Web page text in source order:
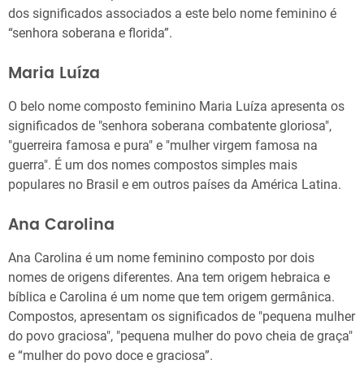
dos significados associados a este belo nome feminino é
“senhora soberana e florida”.
Maria Luíza
O belo nome composto feminino Maria Luíza apresenta os
significados de "senhora soberana combatente gloriosa",
"guerreira famosa e pura" e "mulher virgem famosa na
guerra". É um dos nomes compostos simples mais
populares no Brasil e em outros países da América Latina.
Ana Carolina
Ana Carolina é um nome feminino composto por dois
nomes de origens diferentes. Ana tem origem hebraica e
bíblica e Carolina é um nome que tem origem germânica.
Compostos, apresentam os significados de "pequena mulher
do povo graciosa", "pequena mulher do povo cheia de graça"
e “mulher do povo doce e graciosa”.